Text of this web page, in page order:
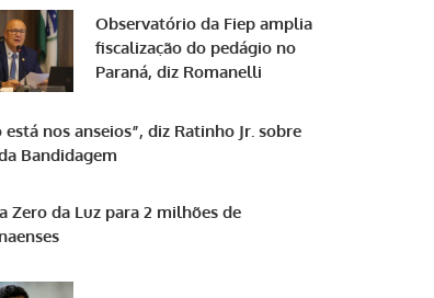
Observatório da Fiep amplia
fiscalização do pedágio no
Paraná, diz Romanelli
está nos anseios”, diz Ratinho Jr. sobre
Bandidagem
Zero da Luz para 2 milhões de